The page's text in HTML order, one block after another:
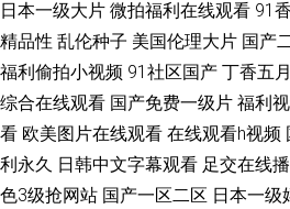
官方传媒91 国产一区二在 91高清在线免费
人人做 豆花视屏 bt天堂官网 日韩高黄 91在
免费观看入口 在线一级a bt种子天堂 青青草
大屁股 九七色情 天天添夜夜 永久网站入口
日本一级大片 微拍福利在线观看 91
精品性 乱伦种子 美国伦理大片 国产
福利偷拍小视频 91社区国产 丁香五
综合在线观看 国产免费一级片 福利
看 欧美图片在线观看 在线观看h视频
利永久 日韩中文字幕观看 足交在线
色3级抢网站 国产一区二区 日本一级